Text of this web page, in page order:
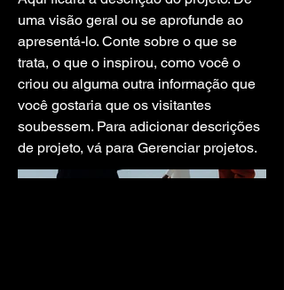
uma visão geral ou se aprofunde ao
apresentá-lo. Conte sobre o que se
trata, o que o inspirou, como você o
criou ou alguma outra informação que
você gostaria que os visitantes
soubessem. Para adicionar descrições
de projeto, vá para Gerenciar projetos.